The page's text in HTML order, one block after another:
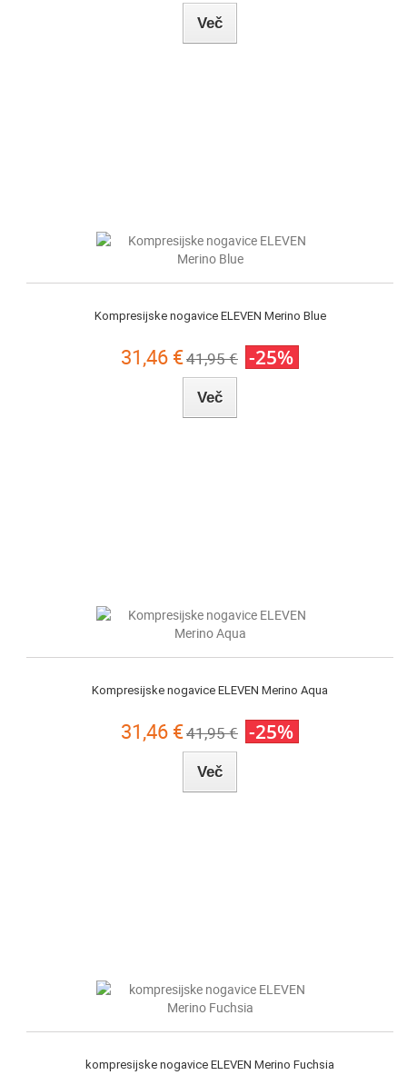
Več
Kompresijske nogavice ELEVEN Merino Blue
31,46 €41,95 € -25%
Več
Kompresijske nogavice ELEVEN Merino Aqua
31,46 €41,95 € -25%
Več
kompresijske nogavice ELEVEN Merino Fuchsia